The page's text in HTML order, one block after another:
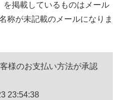
を掲載しているものはメール
称が未記載のメールになりま
様のお支払い方法が承認
23:54:38